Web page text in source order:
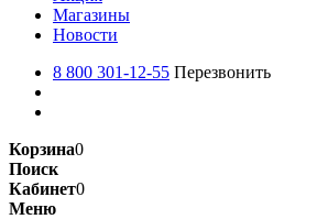
Магазины
Новости
8 800 301-12-55 Перезвонить
Корзина0
Поиск
Кабинет0
Меню